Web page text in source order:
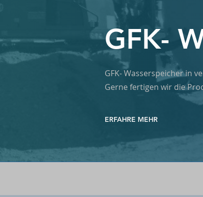
GFK-
GFK- Wasserspeicher in
Gerne fertigen wir die
ERFAHRE MEHR